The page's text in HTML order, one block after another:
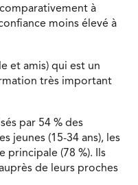
à
moins élevé à
et amis) qui est un
très important
par 54 % des
jeunes (15-34 ans), l es
principale (78 %). Ils
de leurs proches